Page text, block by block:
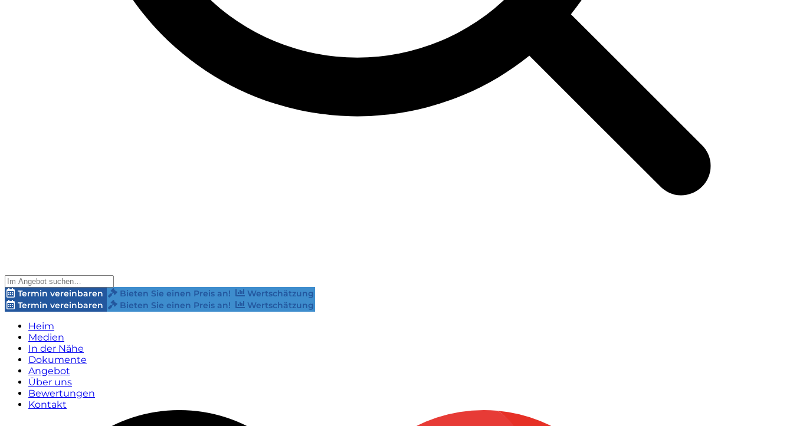
Termin vereinbaren Bieten Sie einen Preis an!
Wertschätzung
Termin vereinbaren
Bieten Sie einen Preis an! Wertschätzung
Heim
Medien
In der Nähe
Dokumente
Angebot
Über uns
Bewertungen
Kontakt